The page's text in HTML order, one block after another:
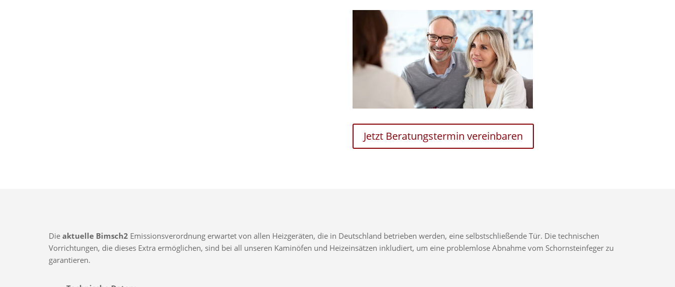
Jetzt Beratungstermin vereinbaren
Die aktuelle Bimsch2 Emissionsverordnung erwartet von allen Heizgeräten, die in Deutschland betrieben werden, eine selbstschließende Tür. Die technischen
Vorrichtungen, die dieses Extra ermöglichen, sind bei all unseren Kaminöfen und Heizeinsätzen inkludiert, um eine problemlose Abnahme vom Schornsteinfeger zu
garantieren.